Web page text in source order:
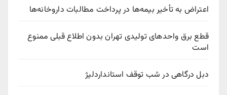
اعتراض به تأخیر بیمه‌ها در پرداخت مطالبات داروخانه‌ها
قطع برق واحدهای تولیدی تهران بدون اطلاع قبلی ممنوع
است
دبل درگاهی در شب توقف استانداردلیژ